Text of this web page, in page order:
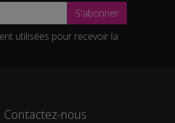
S'abonner
utilisées pour recevoir la
Contactez-nous